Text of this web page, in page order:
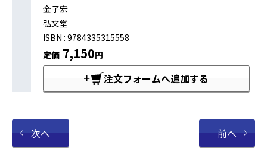
金子宏
弘文堂
ISBN : 9784335315558
定価 7,150円
注文フォームへ追加する
次へ 前へ